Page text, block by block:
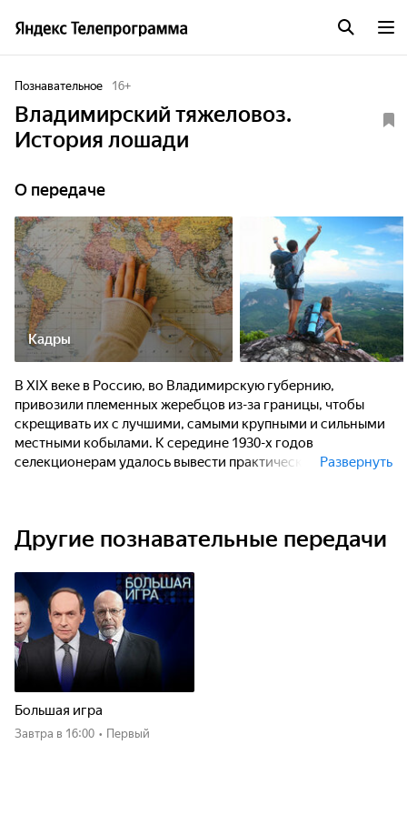
Познавательное 16+
Владимирский тяжеловоз.
История лошади
О передаче
Кадры
В XIX веке в Россию, во Владимирскую губернию,
привозили племенных жеребцов из-за границы, чтобы
скрещивать их с лучшими, самыми крупными и сильными
местными кобылами. К середине 1930-х годов
селекционерам удалось вывести практически идеальную
добродушных гигантов называют воплощением русского
но новая порода изначально предназначалась для
сельскохозяйственных работ. А что сейчас? Какова их
судьба?
Развернуть
Другие познавательные передачи
Большая игра
Завтра в 16:00 • Первый